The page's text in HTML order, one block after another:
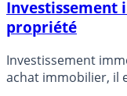
Investissement
propriété
Investissement
achat immobilier, il